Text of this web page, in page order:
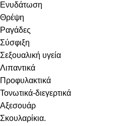
Ενυδάτωση
Θρέψη
Ραγάδες
Σύσφιξη
Σεξουαλική υγεία
Λιπαντικά
Προφυλακτικά
Τονωτικά-διεγερτικά
Αξεσουάρ
Σκουλαρίκια.